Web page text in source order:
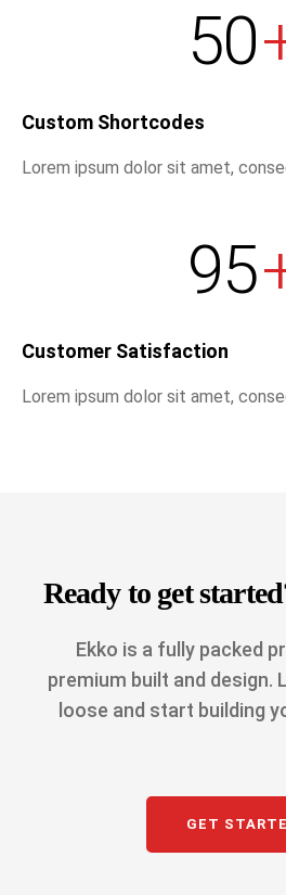
50
Custom Shortcodes
Lorem ipsum dolor sit amet,
95
Customer Satisfaction
Lorem ipsum dolor sit amet,
Ready to get
Ekko is a fully packed
premium built and design.
loose and start building
GET